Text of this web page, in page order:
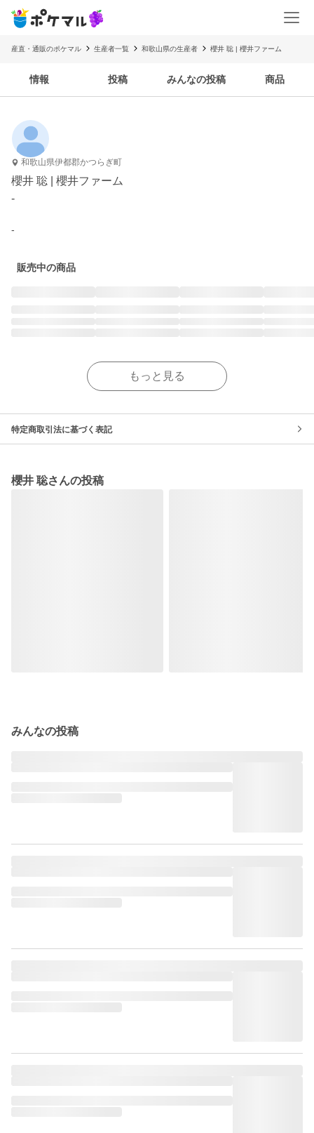
産直・通販のポケマル 生産者一覧 和歌山県の生産者 櫻井 聡 | 櫻井ファーム
情報 投稿 みんなの投稿 商品
和歌山県伊都郡かつらぎ町
櫻井 聡 | 櫻井ファーム
-
-
販売中の商品
もっと見る
特定商取引法に基づく表記
櫻井 聡さんの投稿
みんなの投稿